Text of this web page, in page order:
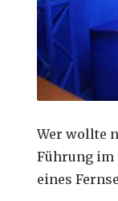
Wer wollte
Führung im
eines